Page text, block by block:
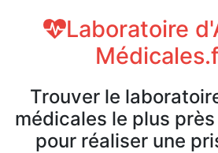
Laboratoire
Trouver le
médicales le plus
pour réaliser une